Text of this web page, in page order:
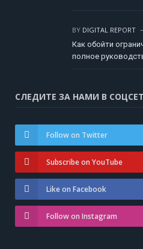
BY DIGITAL REPORT
Как обойти
полное
СЛЕДИТЕ ЗА НАМИ В
Follow on Twitter
Subscribe on YouTube
Like on Facebook
Follow on Instagram